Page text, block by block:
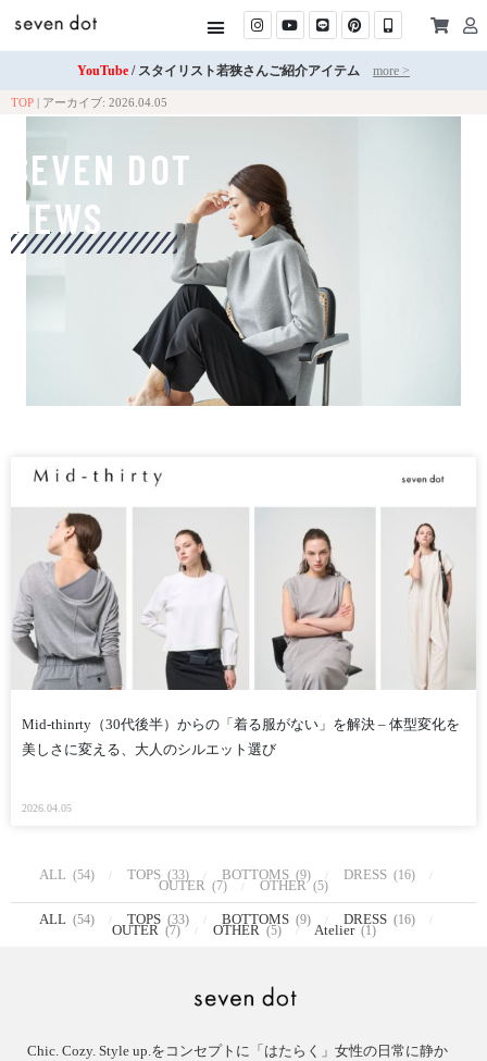
YouTube / スタイリスト若狭さんご紹介アイテム more >
TOP アーカイブ: 2026.04.05
SEVEN DOT
NEWS
Mid-thinrty（30代後半）からの「着る服がない」を解決 – 体型変化を
美しさに変える、大人のシルエット選び
2026.04.05
ALL (54) TOPS (33) BOTTOMS (9) DRESS (16)
OUTER (7) OTHER (5)
ALL (54) TOPS (33) BOTTOMS (9) DRESS (16)
OUTER (7) OTHER (5) Atelier (1)
Chic. Cozy. Style up.をコンセプトに「はたらく」女性の日常に静か